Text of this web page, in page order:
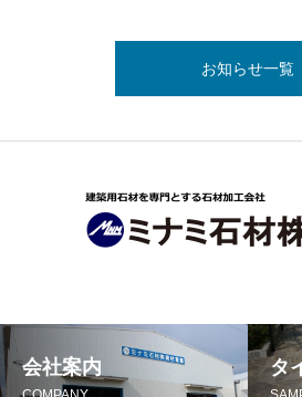
お知らせ一覧
会社案内 タ